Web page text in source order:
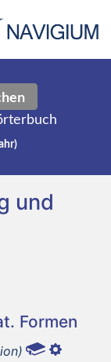
und
Formen